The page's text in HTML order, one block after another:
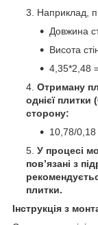
Наприклад,
Довжина
Висота
4,35*2,48
Отриману
однієї плитки
сторону:
10,78/0,18
У процесі
пов’язані з
плитки.
Інструкція з